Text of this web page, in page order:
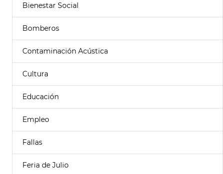
Bienestar Social
Bomberos
Contaminación Acústica
Cultura
Educación
Empleo
Fallas
Feria de Julio